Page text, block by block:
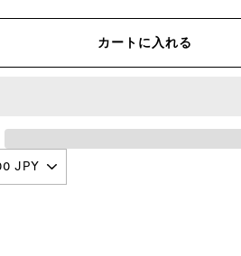
カートに入れる